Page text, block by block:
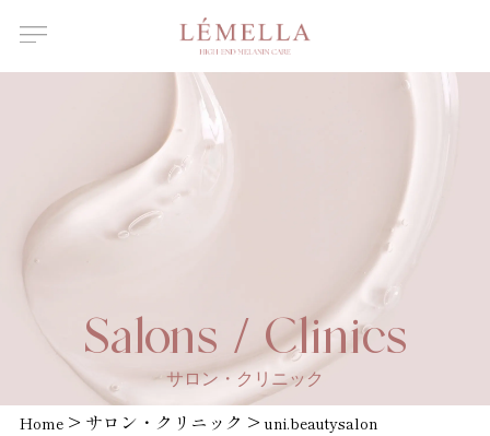
About Us
ルメラについて
Introductory
course
ルメラ導入講習について
Certified
Salons /
Clinics
取扱店舗一覧
News
お知らせ
Salons / Clinics
サロン・クリニック
Home > サロン・クリニック >uni.beautysalon